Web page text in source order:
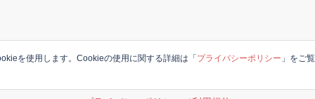
を使用します。Cookieの使用に関する詳細は「プライバシーポリシー 」をご覧